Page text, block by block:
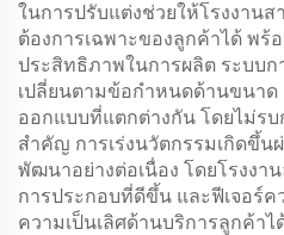
ในการปรับแต่งช่วยให้โรงงาน
ต้องการเฉพาะของลูกค้าได้ พร้
ประสิทธิภาพในการผลิต ระบบ
เปลี่ยนตามข้อกำหนดด้านขนาด
ออกแบบที่แตกต่างกัน โดยไม่ร
สำคัญ การเร่งนวัตกรรมเกิดขึ้น
พัฒนาอย่างต่อเนื่อง โดยโรงงา
การประกอบที่ดีขึ้น และฟีเจอร์
ความเป็นเลิศด้านบริการลูกค้า